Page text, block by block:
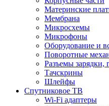
Материнские
Мембрана
Микросхемы
Микрофоны
Оборудование и
Поворотные
Разъемы зарядки,
Тачскрины
Шлейфы
Спутниковое ТВ
Wi-Fi адаптеры